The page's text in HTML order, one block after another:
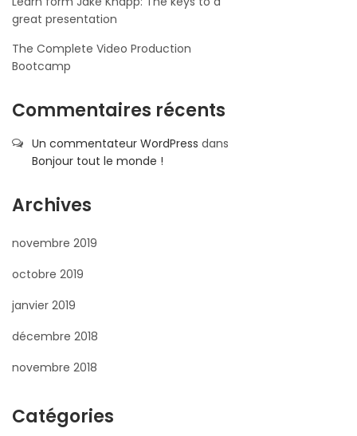
great presentation
The Complete Video Production
Bootcamp
Commentaires récents
Un commentateur WordPress dans
Bonjour tout le monde !
Archives
novembre 2019
octobre 2019
janvier 2019
décembre 2018
novembre 2018
Catégories